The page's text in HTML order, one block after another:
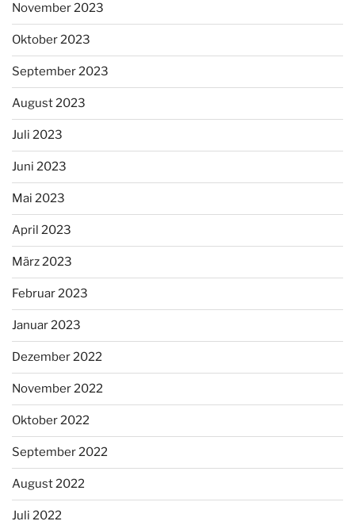
November 2023
Oktober 2023
September 2023
August 2023
Juli 2023
Juni 2023
Mai 2023
April 2023
März 2023
Februar 2023
Januar 2023
Dezember 2022
November 2022
Oktober 2022
September 2022
August 2022
Juli 2022